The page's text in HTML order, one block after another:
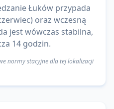
Łuków przypada
oraz wczesną
jest wówczas stabilna,
14 godzin.
normy stacyjne dla tej lokalizacji